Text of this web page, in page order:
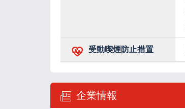
受動喫煙防止措置
企業情報